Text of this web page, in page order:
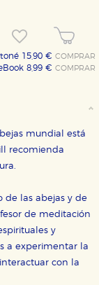
15,90 €COMPRAR
8,99 €COMPRAR
mundial está
recomienda
de las abejas y de
de meditación
y
a experimentar la
con la
TODO
sitio
desde
el
que algunas